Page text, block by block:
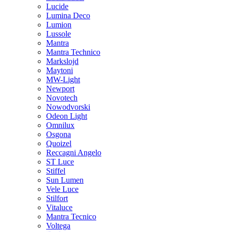
Lucide
Lumina Deco
Lumion
Lussole
Mantra
Mantra Technico
Markslojd
Maytoni
MW-Light
Newport
Novotech
Nowodvorski
Odeon Light
Omnilux
Osgona
Quoizel
Reccagni Angelo
ST Luce
Stiffel
Sun Lumen
Vele Luce
Stilfort
Vitaluce
Mantra Tecnico
Voltega